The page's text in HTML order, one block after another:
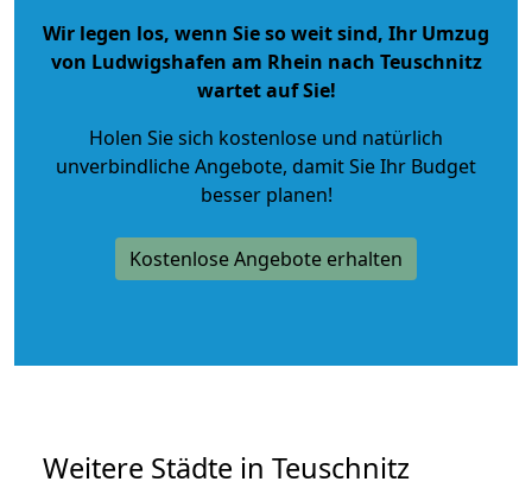
Wir legen los, wenn Sie so weit sind, Ihr Umzug
von Ludwigshafen am Rhein nach Teuschnitz
wartet auf Sie!
Holen Sie sich kostenlose und natürlich
unverbindliche Angebote, damit Sie Ihr Budget
besser planen!
Kostenlose Angebote erhalten
Weitere Städte in Teuschnitz